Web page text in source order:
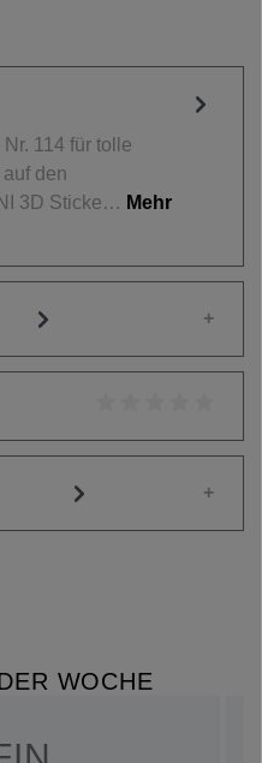
114 für tolle
den
3D Sticke… Mehr
WOCHE